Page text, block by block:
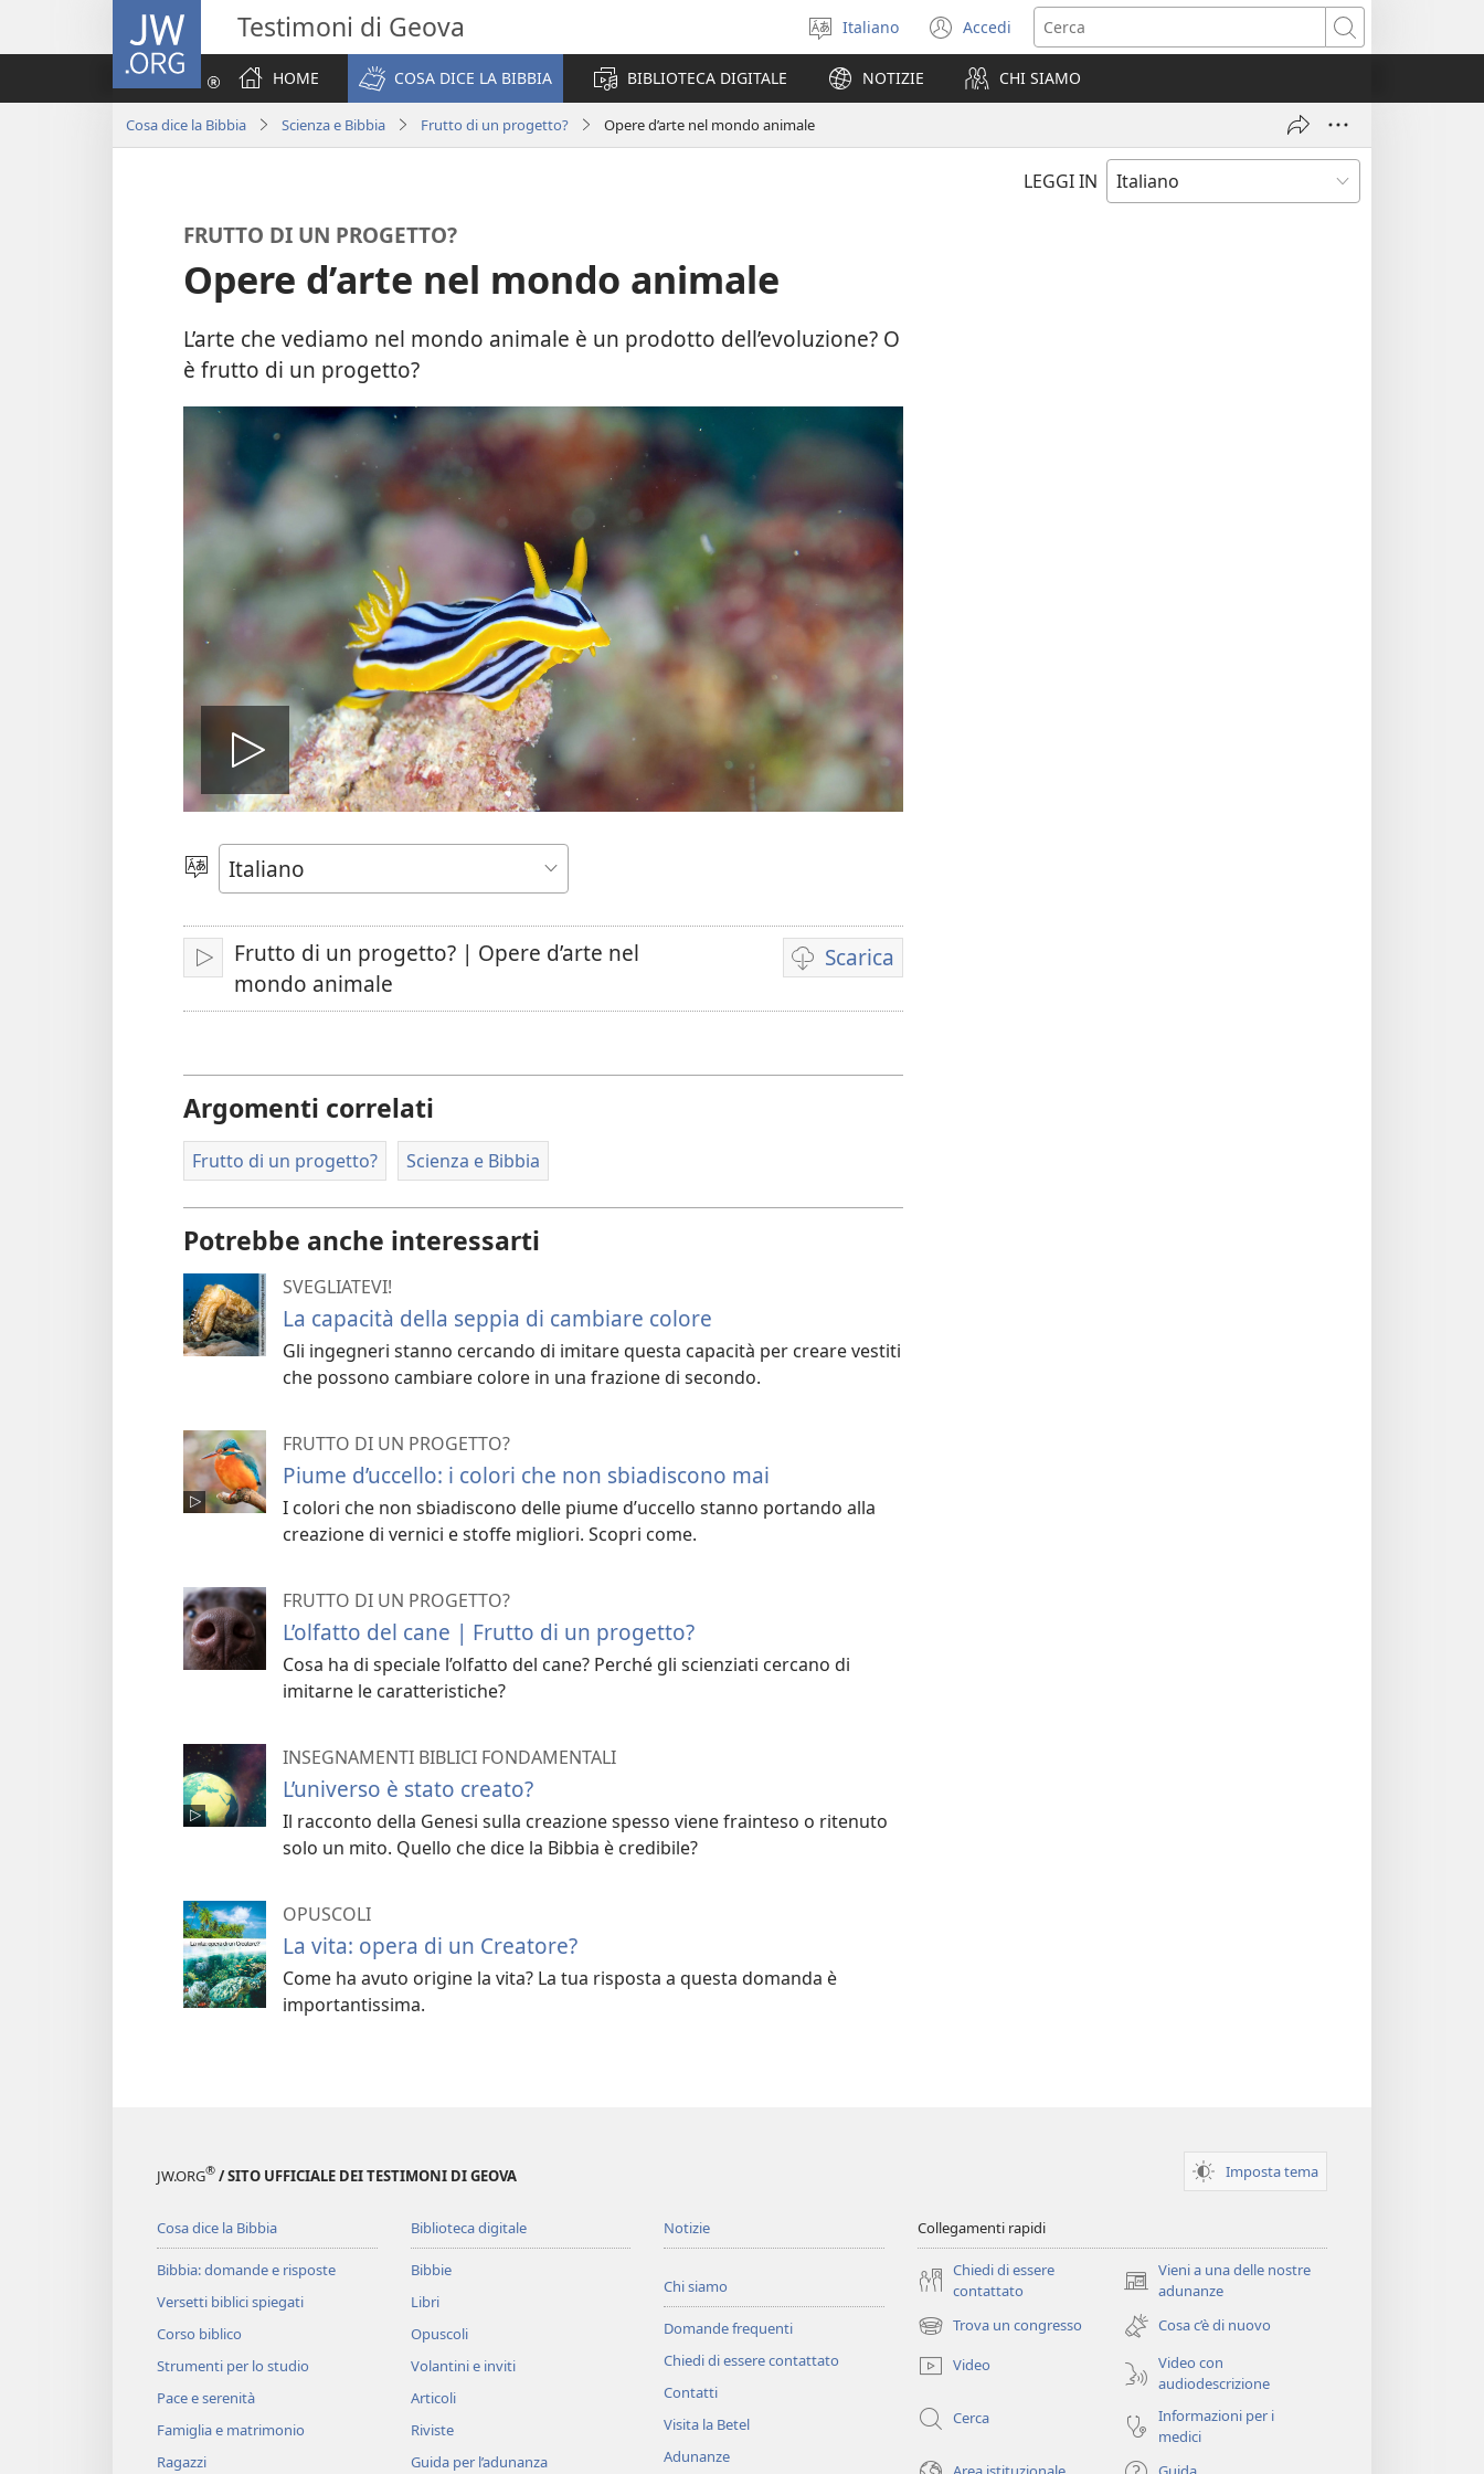
JW.ORG Testimoni di Geova
Seleziona
la
lingua
Italiano Accedi
(apre
una
nuova
finestra)
Cerca
HOME
COSA DICE LA BIBBIA BIBLIOTECA DIGITALE NOTIZIE CHI SIAMO
Cosa dice la Bibbia Scienza e Bibbia Frutto di un progetto? Opere d’arte nel mondo animale
LEGGI IN
FRUTTO DI UN PROGETTO?
Opere d’arte nel mondo animale
L’arte che vediamo nel mondo animale è un prodotto dell’evoluzione? O
è frutto di un progetto?
Play
Scegli
lingua
Play
Frutto di un progetto? | Opere d’arte nel
mondo animale
Scarica
Opzioni
Argomenti correlati
Frutto di un progetto? Scienza e Bibbia
Potrebbe anche interessarti
SVEGLIATEVI!
La capacità della seppia di cambiare colore
Gli ingegneri stanno cercando di imitare questa capacità per creare vestiti
che possono cambiare colore in una frazione di secondo.
FRUTTO DI UN PROGETTO?
Piume d’uccello: i colori che non sbiadiscono mai
I colori che non sbiadiscono delle piume d’uccello stanno portando alla
creazione di vernici e stoffe migliori. Scopri come.
FRUTTO DI UN PROGETTO?
L’olfatto del cane | Frutto di un progetto?
Cosa ha di speciale l’olfatto del cane? Perché gli scienziati cercano di
imitarne le caratteristiche?
INSEGNAMENTI BIBLICI FONDAMENTALI
L’universo è stato creato?
Il racconto della Genesi sulla creazione spesso viene frainteso o ritenuto
solo un mito. Quello che dice la Bibbia è credibile?
OPUSCOLI
La vita: opera di un Creatore?
Come ha avuto origine la vita? La tua risposta a questa domanda è
importantissima.
JW.ORG® / SITO UFFICIALE DEI TESTIMONI DI GEOVA Imposta tema
Cosa dice la Bibbia
Bibbia: domande e risposte
Versetti biblici spiegati
Corso biblico
Strumenti per lo studio
Pace e serenità
Famiglia e matrimonio
Ragazzi
Biblioteca digitale
Bibbie
Libri
Opuscoli
Volantini e inviti
Articoli
Riviste
Guida per l’adunanza
Notizie
Chi siamo
Domande frequenti
Chiedi di essere contattato
Contatti
Visita la Betel
Adunanze
Collegamenti rapidi
Chiedi di essere
contattato
Vieni a una delle nostre
adunanze
(apre
una
nuova
finestra)
Trova un congresso
(apre
una
nuova
Cosa c’è di nuovo
Video
Video con
audiodescrizione
Cerca
Informazioni per i
medici